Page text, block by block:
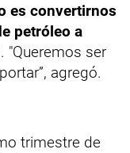
es convertirnos
petróleo a
"Queremos ser
agregó.
trimestre de